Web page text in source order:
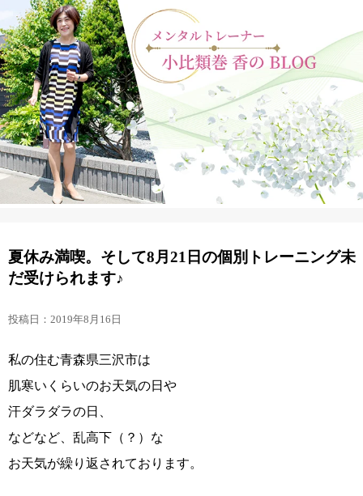
夏休み満喫。そして8月21日の個別トレーニング未
だ受けられます♪
投稿日：2019年8月16日
私の住む青森県三沢市は
肌寒いくらいのお天気の日や
汗ダラダラの日、
などなど、乱高下（？）な
お天気が繰り返されております。